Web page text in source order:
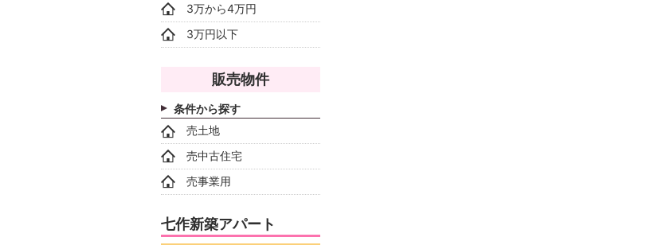
3万から4万円
3万円以下
販売物件
条件から探す
売土地
売中古住宅
売事業用
七作新築アパート